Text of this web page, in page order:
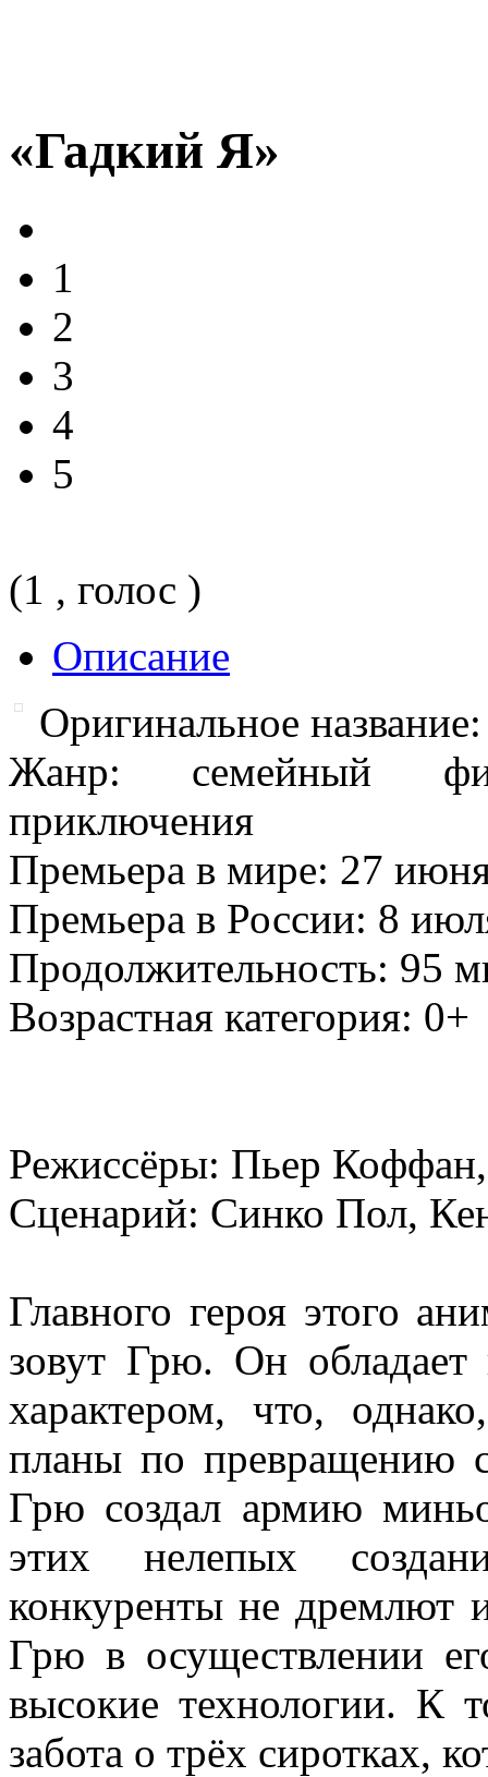
«Гадкий Я»
1
2
3
4
5
(1 , голос )
Описание
Оригинальное
Жанр: семейный
приключения
Премьера в мире: 27
Премьера в России: 8
Продолжительность: 95
Возрастная категория: 0+
Режиссёры: Пьер
Сценарий: Синко Пол,
Главного героя этого
зовут Грю. Он
характером, что,
планы по превращению
Грю создал армию
этих нелепых
конкуренты не дремлют
Грю в осуществлении
высокие технологии. К
забота о трёх сиротках,